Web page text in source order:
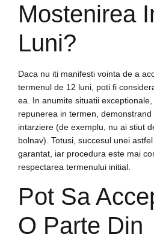
Mostenirea
Luni?
Daca nu iti manifesti vointa de a
termenul de 12 luni, poti fi
ea. In anumite situatii
repunerea in termen,
intarziere (de exemplu, nu ai stiut
bolnav). Totusi, succesul unei
garantat, iar procedura este mai
respectarea termenului initial.
Pot Sa
O Parte Din